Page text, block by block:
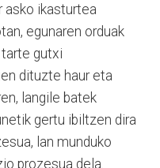
asko ikasturtea
egunaren orduak
gutxi
dituzte haur eta
langile batek
gertu ibiltzen dira
lan munduko
prozesua dela.